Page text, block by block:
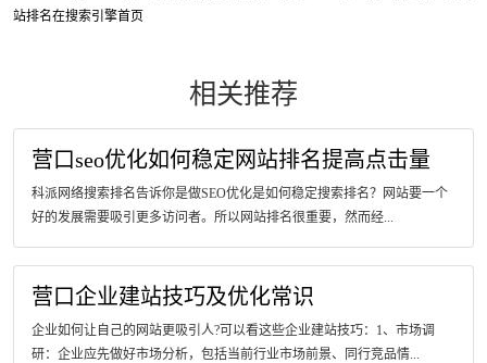
站排名在搜索引擎首页
相关推荐
营口seo优化如何稳定网站排名提高点击量
科派网络搜索排名告诉你是做SEO优化是如何稳定搜索排名？网站要一个
好的发展需要吸引更多访问者。所以网站排名很重要，然而经...
营口企业建站技巧及优化常识
企业如何让自己的网站更吸引人?可以看这些企业建站技巧：1、市场调
研：企业应先做好市场分析，包括当前行业市场前景、同行竞品情...